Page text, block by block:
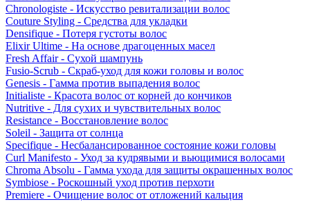
Chronologiste - Искусство ревитализации волос
Couture Styling - Средства для укладки
Densifique - Потеря густоты волос
Elixir Ultime - На основе драгоценных масел
Fresh Affair - Сухой шампунь
Fusio-Scrub - Скраб-уход для кожи головы и волос
Genesis - Гамма против выпадения волос
Initialiste - Красота волос от корней до кончиков
Nutritive - Для сухих и чувствительных волос
Resistance - Восстановление волос
Soleil - Защита от солнца
Specifique - Несбалансированное состояние кожи головы
Curl Manifesto - Уход за кудрявыми и вьющимися волосами
Chroma Absolu - Гамма ухода для защиты окрашенных волос
Symbiose - Роскошный уход против перхоти
Premiere - Очищение волос от отложений кальция